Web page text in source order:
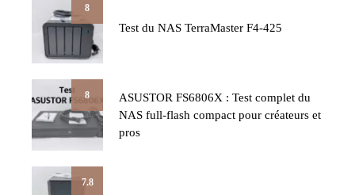
8
Test du NAS TerraMaster F4-425
8
ASUSTOR FS6806X : Test complet du
NAS full-flash compact pour créateurs et
pros
7.8